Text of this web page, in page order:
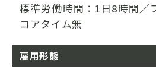
標準労働時間：1日8時間／
コアタイム無
雇用形態